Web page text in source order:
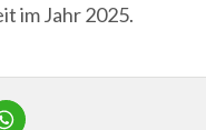
im Jahr 2025.